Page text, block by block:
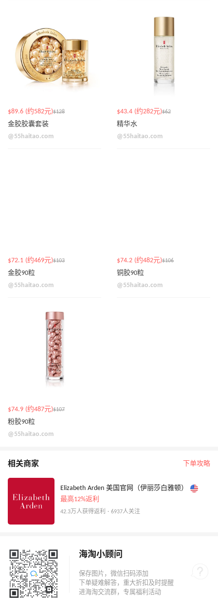
$89.6 (约582元)$128
金胶胶囊套装
@55haitao.com
$43.4 (约282元)$62
精华水
@55haitao.com
$72.1 (约469元)$103
金胶90粒
@55haitao.com
$74.2 (约482元)$106
铜胶90粒
@55haitao.com
$74.9 (约487元)$107
粉胶90粒
@55haitao.com
相关商家 下单攻略
Elizabeth Arden 美国官网（伊丽莎白雅顿）
最高12%返利
42.3万人获得返利 · 6937人关注
海淘小顾问